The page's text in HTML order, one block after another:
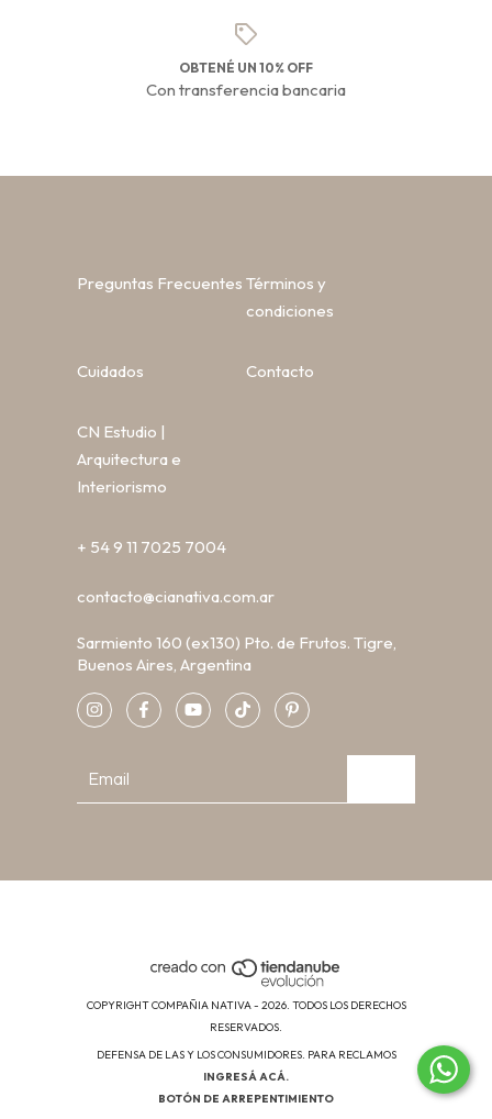
OBTENÉ UN 10% OFF
Con transferencia bancaria
Preguntas Frecuentes Términos y
condiciones
Cuidados Contacto
CN Estudio |
Arquitectura e
Interiorismo
+ 54 9 11 7025 7004
contacto@cianativa.com.ar
Sarmiento 160 (ex130) Pto. de Frutos. Tigre,
Buenos Aires, Argentina
COPYRIGHT COMPAÑIA NATIVA - 2026. TODOS LOS DERECHOS
RESERVADOS.
DEFENSA DE LAS Y LOS CONSUMIDORES. PARA RECLAMOS
INGRESÁ ACÁ.
BOTÓN DE ARREPENTIMIENTO